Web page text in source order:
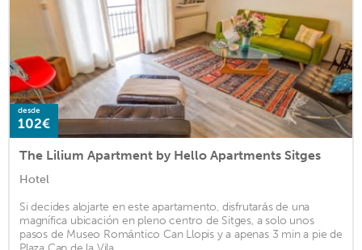
desde
102€
The Lilium Apartment by Hello Apartments Sitges
Hotel
Si decides alojarte en este apartamento, disfrutarás de una
magnífica ubicación en pleno centro de Sitges, a solo unos
pasos de Museo Romántico Can Llopis y a apenas 3 min a pie de